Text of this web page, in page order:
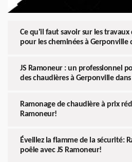
Ce qu'il faut savoir sur les travaux
pour les cheminées à Gerponville
JS Ramoneur : un professionnel
des chaudières à Gerponville dans
Ramonage de chaudière à prix
Ramoneur!
Éveillez la flamme de la sécurité:
poêle avec JS Ramoneur!